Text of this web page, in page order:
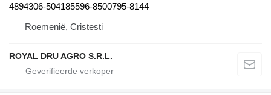
4894306-504185596-8500795-8144
Roemenië, Cristesti
ROYAL DRU AGRO S.R.L.